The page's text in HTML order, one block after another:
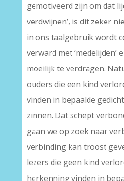
gemotiveerd zijn om dat
verdwijnen’, is dit zeker
in ons taalgebruik wordt
verward met ‘medelijden’
moeilijk te verdragen.
ouders die een kind
vinden in bepaalde
zinnen. Dat schept
gaan we op zoek naar
verbinding kan troost
lezers die geen kind
herkenning vinden in